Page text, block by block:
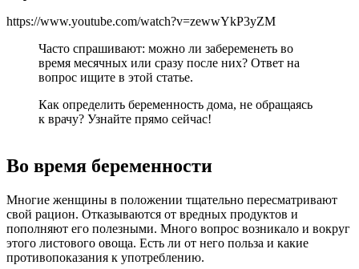
https://www.youtube.com/watch?v=zewwYkP3yZM
Часто спрашивают: можно ли забеременеть во
время месячных или сразу после них? Ответ на
вопрос ищите в этой статье.
Как определить беременность дома, не обращаясь
к врачу? Узнайте прямо сейчас!
Во время беременности
Многие женщины в положении тщательно пересматривают
свой рацион. Отказываются от вредных продуктов и
пополняют его полезными. Много вопрос возникало и вокруг
этого листового овоща. Есть ли от него польза и какие
противопоказания к употреблению.